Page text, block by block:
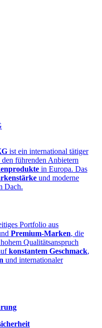
ist ein international tätiger
führenden Anbietern
in Europa. Das
und moderne
Dach.
Portfolio aus
Premium‑Marken, die
Qualitätsanspruch
konstantem Geschmack,
und internationaler